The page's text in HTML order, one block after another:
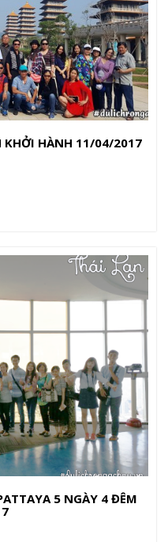
KHỞI HÀNH 11/04/2017
5 NGÀY 4 ĐÊM